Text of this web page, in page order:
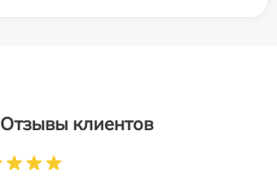
Отзывы клиентов